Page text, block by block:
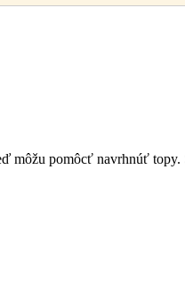
môžu pomôcť navrhnúť